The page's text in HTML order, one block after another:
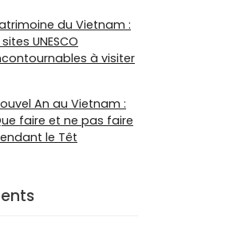
du Vietnam :
UNESCO
à visiter
An au Vietnam :
faire et ne pas faire
le Têt